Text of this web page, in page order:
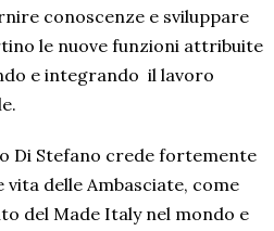
conoscenze e sviluppare
le nuove funzioni attribuite
e integrando il lavoro
Di Stefano crede fortemente
vita delle Ambasciate, come
del Made Italy nel mondo e